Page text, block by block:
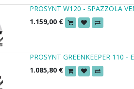
PROSYNT W120 - SPAZZOLA
1.159,00 €
PROSYNT GREENKEEPER 110 -
1.085,80 €